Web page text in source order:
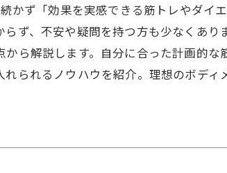
かず「効果を実感できる筋トレやダイ
ず、不安や疑問を持つ方も少なくあり
ら解説します。自分に合った計画的な
られるノウハウを紹介。理想のボディ